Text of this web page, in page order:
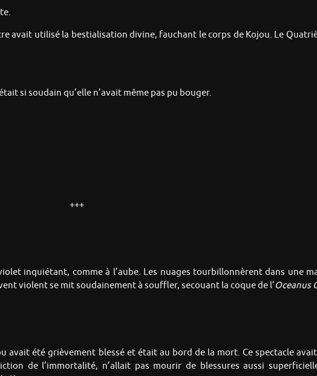
avait utilisé la bestialisation divine, fauchant le corps de Kojou. Le
si soudain qu’elle n’avait même pas pu bouger.
+++
inquiétant, comme à l’aube. Les nuages tourbillonnèrent dans une
violent se mit soudainement à souffler, secouant la coque de l’Oceanus
été grièvement blessé et était au bord de la mort. Ce spectacle
de l’immortalité, n’allait pas mourir de blessures aussi